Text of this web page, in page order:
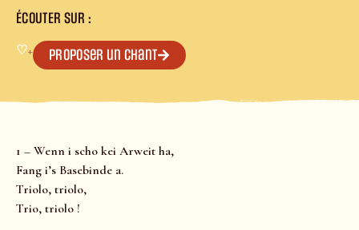
ÉCOUTER SUR :
♡+ Proposer un chant
1 – Wenn i scho kei Arweit ha,
Fang i’s Basebinde a.
Triolo, triolo,
Trio, triolo !